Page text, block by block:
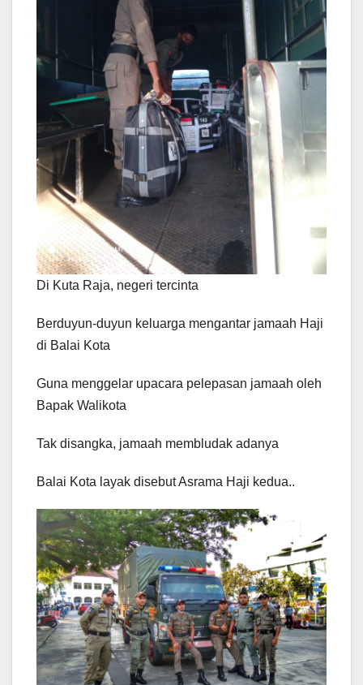
Di Kuta Raja, negeri tercinta
Berduyun-duyun keluarga mengantar jamaah Haji
di Balai Kota
Guna menggelar upacara pelepasan jamaah oleh
Bapak Walikota
Tak disangka, jamaah membludak adanya
Balai Kota layak disebut Asrama Haji kedua..